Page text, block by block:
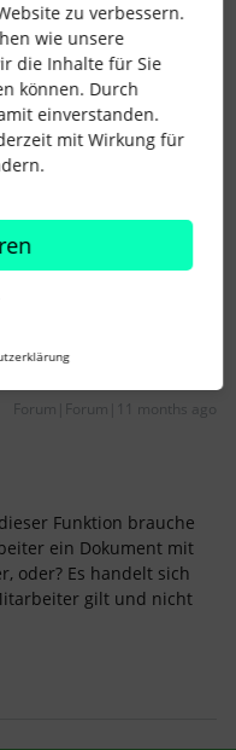
Forum|Forum|11 months ago
EInstellungen /
“Import von
Fragen und
mich.
Forum|Forum|11 months ago
Funktion brauche
ein Dokument mit
oder? Es handelt sich
gilt und nicht
zu verbessern.
wie unsere
die Inhalte für Sie
können. Durch
einverstanden.
mit Wirkung für